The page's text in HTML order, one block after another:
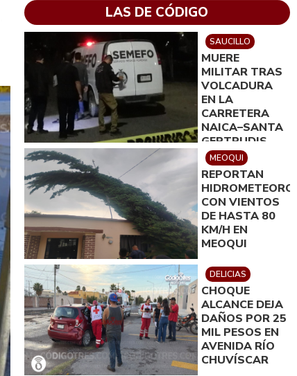
LAS DE CÓDIGO
SAUCILLO
MUERE
MILITAR TRAS
VOLCADURA
EN LA
CARRETERA
NAICA–SANTA
GERTRUDIS
MEOQUI
REPORTAN
HIDROMETEORO
CON VIENTOS
DE HASTA 80
KM/H EN
MEOQUI
DELICIAS
CHOQUE
ALCANCE DEJA
DAÑOS POR 25
MIL PESOS EN
AVENIDA RÍO
CHUVÍSCAR